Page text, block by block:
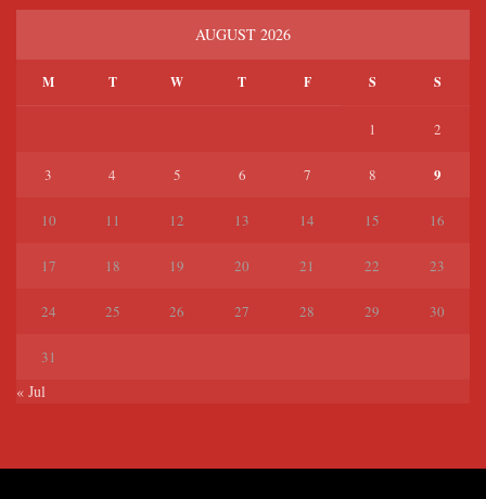
AUGUST 2026
M T W T F S S
1 2
3 4 5 6 7 8 9
10 11 12 13 14 15 16
17 18 19 20 21 22 23
24 25 26 27 28 29 30
31
« Jul